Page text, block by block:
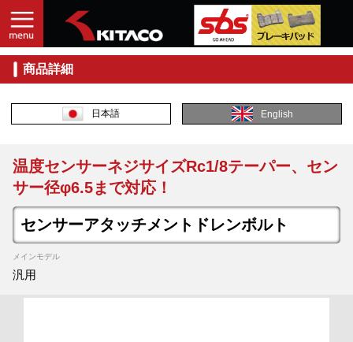
商品詳細
日本語 English
温度センサーネジサイズRc1/8テーパー、セン
サー径φ6.5まで対応！
センサーアタッチメントドレンボルト
メインモデル
汎用